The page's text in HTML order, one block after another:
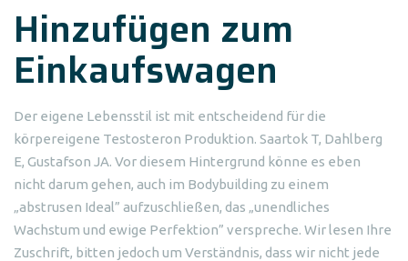
Hinzufügen zum
Einkaufswagen
Der eigene Lebensstil ist mit entscheidend für die
körpereigene Testosteron Produktion. Saartok T, Dahlberg
E, Gustafson JA. Vor diesem Hintergrund könne es eben
nicht darum gehen, auch im Bodybuilding zu einem
„abstrusen Ideal” aufzuschließen, das „unendliches
Wachstum und ewige Perfektion” verspreche. Wir lesen Ihre
Zuschrift, bitten jedoch um Verständnis, dass wir nicht jede